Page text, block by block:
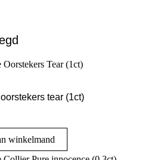
tear (1ct)
winkelmand